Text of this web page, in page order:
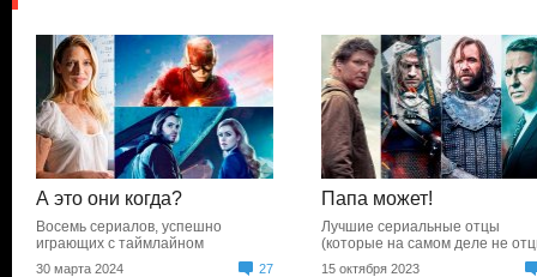
А это они когда?
Восемь сериалов, успешно
играющих с таймлайном
30 марта 2024 27
Папа может!
Лучшие сериальные отцы
(которые на самом деле не
15 октября 2023